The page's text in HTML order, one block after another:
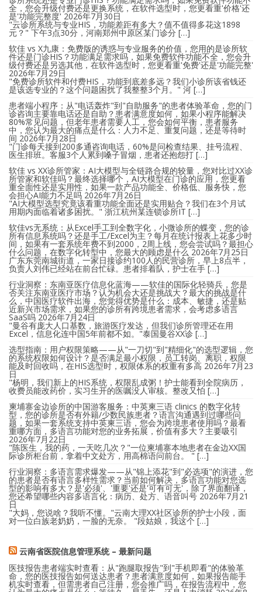
全，您会升级付费还是更换系统，在软件选型时，您更看重'价格'还
是'功能完整度' 2026年7月30日
"云诊所系统与专业HIS，功能差距有多大？值不值得多花这1898
元？" 下午3点30分，河南郑州中原区某门诊分 […]
软佳 vs X九康：免费版的诱惑与专业服务的价值，您用的是诊所软
件还是门诊HIS？功能满足需求吗，如果免费软件功能不全，您会升
级付费还是另选其他，在软件选型时，您更看重'免费'还是'功能完整'
2026年7月29日
"免费诊所软件和付费HIS，功能到底差多远？我们小诊所该省钱还
是该选专业的？这个问题困扰了我整整3个月。" 河 […]
患者端小程序：从"电话轰炸"到"自助服务"的患者体验革命，您的门
诊咨询主要靠电话还是自助？患者满意度如何，如果小程序能解决
80%常见问题，但老年患者需要人工，您会如何平衡，患者服务
中，您认为最大的痛点是什么：人力不足、重复问题，还是等待时
间 2026年7月28日
"门诊每天接到200多通咨询电话，60%是问检查结果、挂号流程、
医生排班。客服3个人累到嗓子冒烟，患者还抱怨打 […]
软佳 vs XX诊所管家：AI大模型与全链路合规的较量，您对比过XX诊
所管家和软佳吗？最终选择哪个，AI大模型在门诊的应用，您更看
重全面性还是实用性，如果一款产品功能全、价格低、服务快，您
会担心AI能力不足吗 2026年7月26日
"AI大模型选型究竟该看重功能全面还是实用贴合？我们在3个月试
用期内面临着诸多困扰。" 浙江杭州某连锁诊所IT […]
软佳vs无系统：从Excel手工到全数字化，小微诊所的蝶变，您的诊
所有信息系统吗？还是手工/Excel为主？每月在统计报表上花多少时
间，如果有一套系统年费不到2000，2周上线，您会尝试吗？最担心
什么问题，在数字化转型中，您最大的顾虑是什么 2026年7月25日
广东东莞南城街道，一家日接诊约100人的民营诊所，早上8点半，
负责人刘伟已经站在前台忙碌。患者排着队，护士在手 […]
行业洞察：东南亚医疗信息化蓝海——软佳的国际化轻骑兵，您是
否关注东南亚医疗市场？认为机会大还是挑战大？最大的挑战是什
么，中国医疗软件出海，您觉得优势是什么：成本、敏捷，还是贴
近新兴市场需求，如果您的诊所有跨境患者需求，会考虑多语言
SaaS吗 2026年7月24日
"曼谷有庞大人口基数，旅游医疗发达，但我们诊所管理还在用
Excel，信息化连中国5年前都不如。"泰国曼谷XX诊 […]
选型指南：用户权限策略——从"一刀切"到"精细化"的选型逻辑，您
的系统权限如何设计？是否满足最小权限，员工转岗、离职，权限
能及时回收吗，在HIS选型时，权限体系的权重有多高 2026年7月23
日
"杨明，我们新上的HIS系统，权限乱成粥！护士能看到全院病历，
收费员能改药价，实习生开的医嘱没人审核。整改又怕 […]
柬埔寨金边诊所的中国游客服务：中英柬三语 clinics 的数字化转
型，您的诊所是否有外籍/少数民族患者？语言沟通遇到过哪些问
题，如果一套系统支持中英柬三语，您会为跨境患者使用吗？最看
重哪方面，多语言功能对您的业务拓展，价值有多大？主要吸引
2026年7月22日
"陈医生，我的药，一天吃几次？"一位柬埔寨本地患者在金边XX国
际诊所柜台前，拿着中文处方，用高棉语问前台。 " […]
行业洞察：多语言需求爆发——从"锦上添花"到"必选项"的演进，您
的患者是否有语言多样性需求？当前如何解决，多语言功能对您选
型的影响有多大？是'必须'、'重要'还是'可有可无'，除了界面翻译，
您还希望哪些内容多语言化：病历、处方、语音叫号 2026年7月21
日
"大妈，您说啥？我听不懂。"云南大理XX社区诊所的护士小段，面
对一位白族老奶奶，一脸的无奈。 "段姑娘，我这个 […]
云南省医院信息管理系统 – 最新问题
医技报告患者端实时查看：从"跑腿取报告"到"手机即看"的体验革
命，您的医技报告如何送达患者？患者满意度如何，如果报告能手
机实时查看，但需患者自己注册，您会推广吗，在报告流程中，您